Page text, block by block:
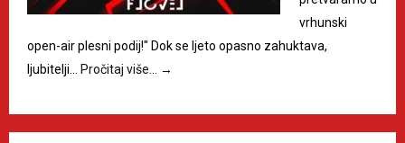
vrhunski
open-air plesni podij!" Dok se ljeto opasno zahuktava,
ljubitelji…
Pročitaj više… →